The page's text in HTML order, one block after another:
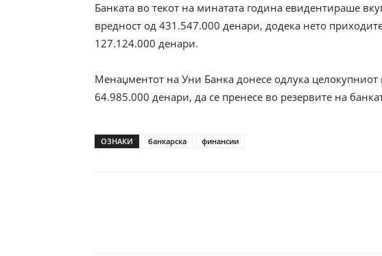
Банката во текот на минатата година евидентираше
вредност од 431.547.000 денари, додека нето
127.124.000 денари.
Менаџментот на Уни Банка донесе одлука целокупниот
64.985.000 денари, да се пренесе во резервите на
ОЗНАКИ банкарска финансии